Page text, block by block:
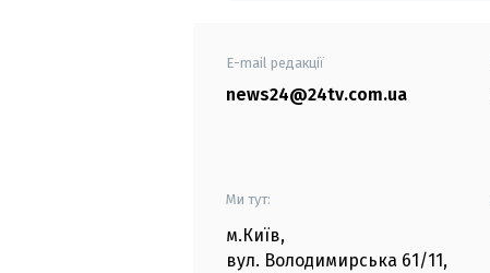
E-mail редакції
news24@24tv.com.ua
Ми тут:
м.Київ,
вул. Володимирська 61/11,